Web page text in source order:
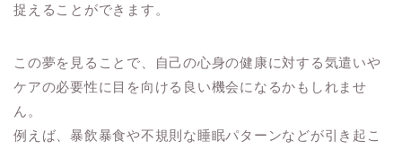
捉えることができます。
この夢を見ることで、自己の心身の健康に対する気遣いや
ケアの必要性に目を向ける良い機会になるかもしれませ
ん。
例えば、暴飲暴食や不規則な睡眠パターンなどが引き起こ